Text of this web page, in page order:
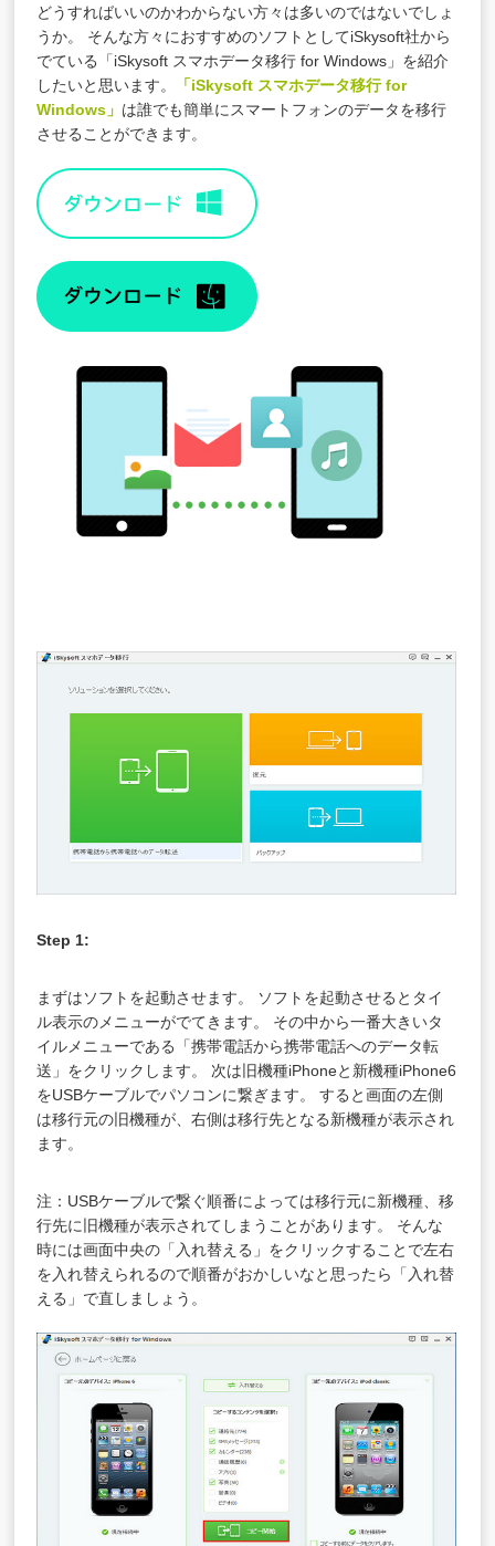
どうすればいいのかわからない方々は多いのではないでしょ
うか。 そんな方々におすすめのソフトとしてiSkysoft社から
でている「iSkysoft スマホデータ移行 for Windows」を紹介
したいと思います。
「iSkysoft スマホデータ移行 for
Windows」 は誰でも簡単にスマートフォンのデータを移行
させることができます。
Step 1:
まずはソフトを起動させます。 ソフトを起動させるとタイ
ル表示のメニューがでてきます。 その中から一番大きいタ
イルメニューである「携帯電話から携帯電話へのデータ転
送」をクリックします。 次は旧機種iPhoneと新機種iPhone6
をUSBケーブルでパソコンに繋ぎます。 すると画面の左側
は移行元の旧機種が、右側は移行先となる新機種が表示され
ます。
注：USBケーブルで繋ぐ順番によっては移行元に新機種、移
行先に旧機種が表示されてしまうことがあります。 そんな
時には画面中央の「入れ替える」をクリックすることで左右
を入れ替えられるので順番がおかしいなと思ったら「入れ替
える」で直しましょう。